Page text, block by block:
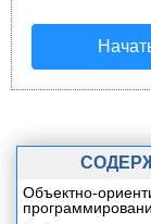
Объектно-